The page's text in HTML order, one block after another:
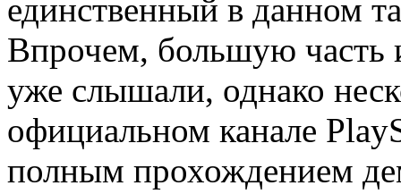
единственный в данном
Впрочем, большую часть
уже слышали, однако
официальном канале
полным прохождением